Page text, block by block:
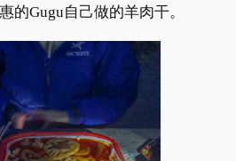
的Gugu自己做的羊肉干。